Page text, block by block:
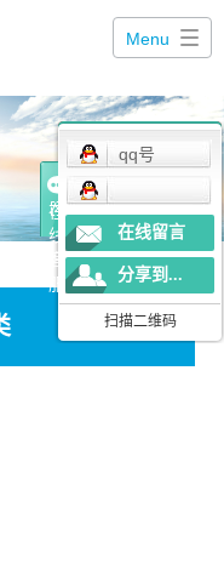
Menu
在
线
客
服
qq号
在线留言
分享到...
扫描二维码